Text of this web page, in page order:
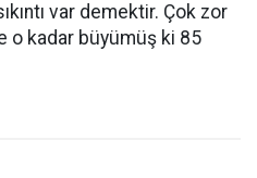
var demektir. Çok zor
o kadar büyümüş ki 85